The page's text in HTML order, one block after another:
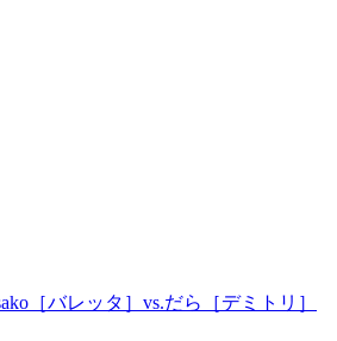
［バレッタ］vs.だら［デミトリ］